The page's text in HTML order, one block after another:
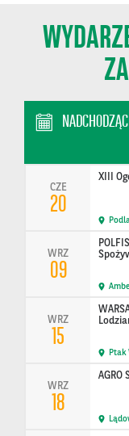
i
CZE
15
CZE
20
XIII
WRZ
09
WRZ
15
Ptak
WRZ
18
AGRO